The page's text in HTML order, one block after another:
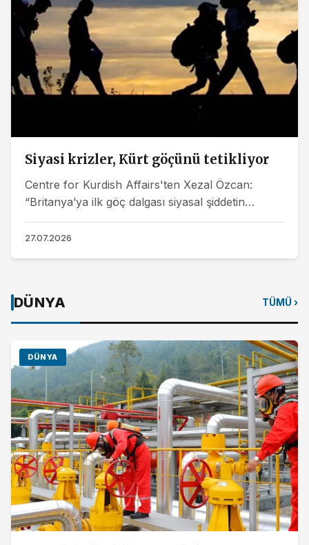
Siyasi krizler, Kürt göçünü tetikliyor
Centre for Kurdish Affairs'ten Xezal Özcan:
“Britanya’ya ilk göç dalgası siyasal şiddetin
sonucuydu. Bugün ise ekonomik görünmesine
rağmen siyasetin...
27.07.2026
DÜNYA TÜMÜ ›
DÜNYA